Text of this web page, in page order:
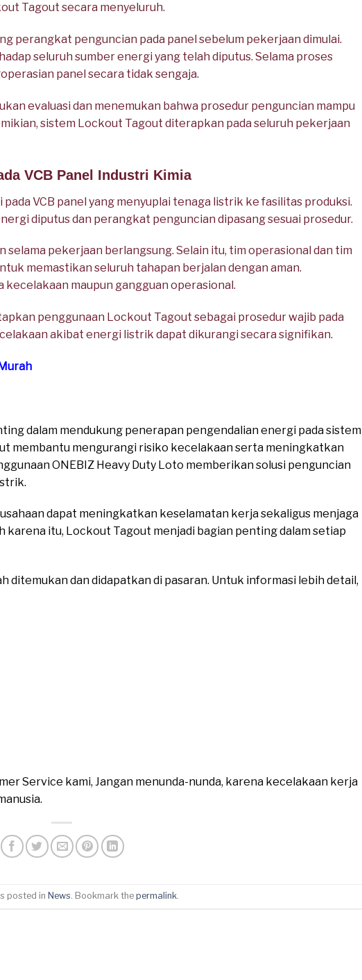
Tagout secara menyeluruh.
perangkat penguncian pada panel sebelum pekerjaan dimulai.
seluruh sumber energi yang telah diputus. Selama proses
panel secara tidak sengaja.
evaluasi dan menemukan bahwa prosedur penguncian mampu
sistem Lockout Tagout diterapkan pada seluruh pekerjaan
VCB Panel Industri Kimia
VCB panel yang menyuplai tenaga listrik ke fasilitas produksi.
diputus dan perangkat penguncian dipasang sesuai prosedur.
selama pekerjaan berlangsung. Selain itu, tim operasional dan tim
memastikan seluruh tahapan berjalan dengan aman.
maupun gangguan operasional.
penggunaan Lockout Tagout sebagai prosedur wajib pada
akibat energi listrik dapat dikurangi secara signifikan.
dalam mendukung penerapan pengendalian energi pada sistem
membantu mengurangi risiko kecelakaan serta meningkatkan
ONEBIZ Heavy Duty Loto memberikan solusi penguncian
dapat meningkatkan keselamatan kerja sekaligus menjaga
karena itu, Lockout Tagout menjadi bagian penting dalam setiap
ditemukan dan didapatkan di pasaran. Untuk informasi lebih detail,
Service kami, Jangan menunda-nunda, karena kecelakaan kerja
posted in News. Bookmark the permalink.